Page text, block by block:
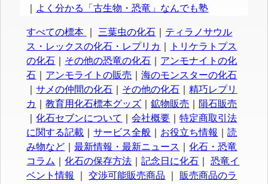
よく分かる「古生物・恐竜」なんでも塾
すべての標本 三葉虫の化石
ティラノサウル
ス・レックスの化石・レプリカ
トリケラトプス
の化石
その他の恐竜の化石
アンモナイトの化
石
アンモライトの販売 ｜海のモンスターの化石
｜サメの仲間の化石 その他の化石 ｜精巧レプリ
カ
｜教育用化石標本グッズ ｜鉱物販売
隕石販売
｜化石セブンについて ｜会社概要 ｜特定商取引法
に関する記載 ｜サービス全般 お役立ち情報 ｜読
み物など ｜最新情報・最新ニュース ｜化石・恐竜
コラム
｜化石の保存方法 ｜記念日に化石 ｜恐竜イ
ベント情報
｜交渉可能販売商品
販売商品のラ